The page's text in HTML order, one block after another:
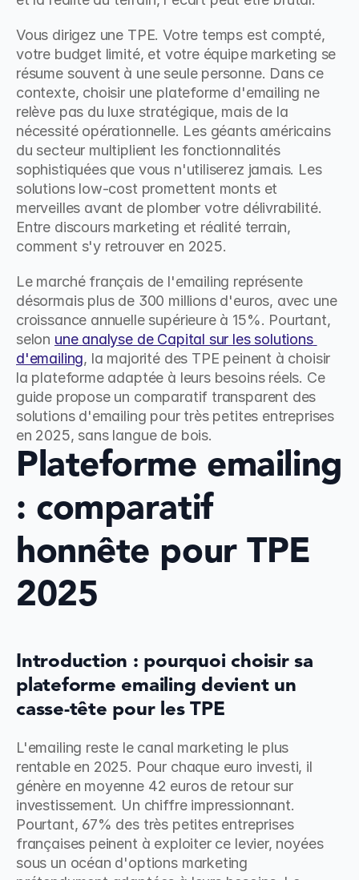
Vous dirigez une TPE. Votre temps est compté,
votre budget limité, et votre équipe marketing se
résume souvent à une seule personne. Dans ce
contexte, choisir une plateforme d'emailing ne
relève pas du luxe stratégique, mais de la
nécessité opérationnelle. Les géants américains
du secteur multiplient les fonctionnalités
sophistiquées que vous n'utiliserez jamais. Les
solutions low-cost promettent monts et
merveilles avant de plomber votre délivrabilité.
Entre discours marketing et réalité terrain,
comment s'y retrouver en 2025.
Le marché français de l'emailing représente
désormais plus de 300 millions d'euros, avec une
croissance annuelle supérieure à 15%. Pourtant,
selon une analyse de Capital sur les solutions
d'emailing, la majorité des TPE peinent à choisir
la plateforme adaptée à leurs besoins réels. Ce
guide propose un comparatif transparent des
solutions d'emailing pour très petites entreprises
en 2025, sans langue de bois.
Plateforme emailing
: comparatif
honnête pour TPE
2025
Introduction : pourquoi choisir sa
plateforme emailing devient un
casse-tête pour les TPE
L'emailing reste le canal marketing le plus
rentable en 2025. Pour chaque euro investi, il
génère en moyenne 42 euros de retour sur
investissement. Un chiffre impressionnant.
Pourtant, 67% des très petites entreprises
françaises peinent à exploiter ce levier, noyées
sous un océan d'options marketing